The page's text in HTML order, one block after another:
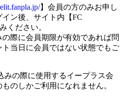
】会員の方のみお申し
ン後、サイト内【FC
ください。
際に会員期限が有効であれば問
当日に会員ではない状態でもご
の際に使用するイープラス会
のしかご利用になれません。